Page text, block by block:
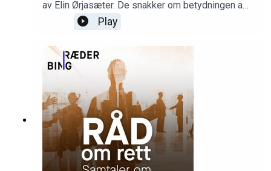
av Elin Ørjasæter. De snakker om betydningen av
å ha tariffavtaler og om lange linjer og andre
aktuelle temaer som opptar dem.
Play